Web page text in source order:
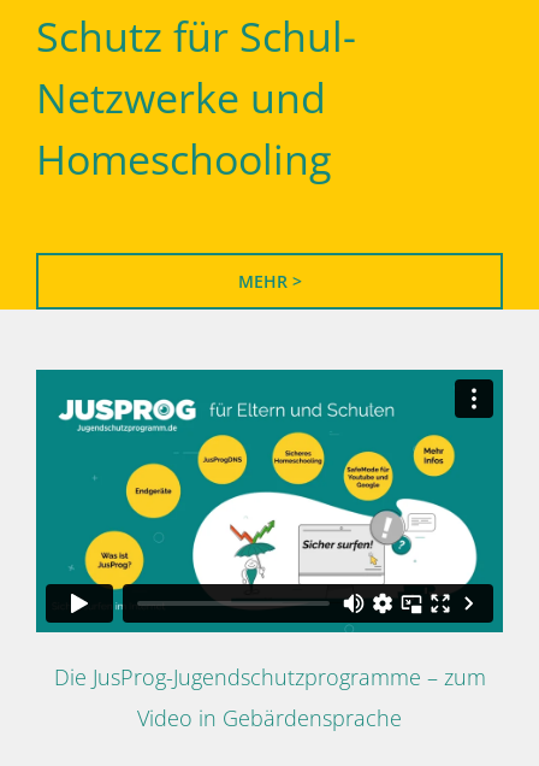
Schutz für Schul-
Netzwerke und
Homeschooling
MEHR >
Die JusProg-Jugendschutzprogramme – zum
Video in Gebärdensprache